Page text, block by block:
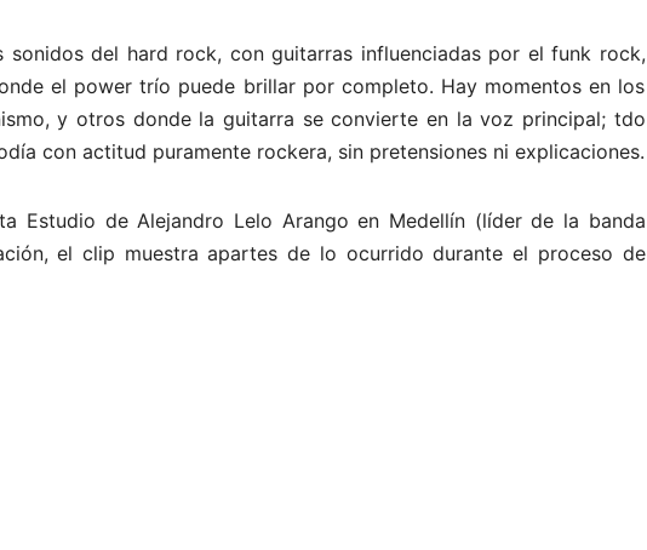
sonidos del hard rock, con guitarras influenciadas por el funk rock,
el power trío puede brillar por completo. Hay momentos en los
y otros donde la guitarra se convierte en la voz principal; tdo
con actitud puramente rockera, sin pretensiones ni explicaciones.
Estudio de Alejandro Lelo Arango en Medellín (líder de la banda
el clip muestra apartes de lo ocurrido durante el proceso de